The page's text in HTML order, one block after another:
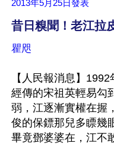
2013年5月25日發表
昔日糗聞！老江拉
瞿咫
【人民報消息】
經傳的宋祖英輕易勾
弱，江逐漸實權在握
俊的保鏢那兒多瞟幾
畢竟鄧婆婆在，江不